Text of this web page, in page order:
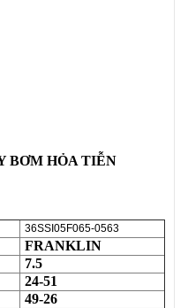
BƠM HỎA TIỄN
36SSI05F065-0563
FRANKLIN
7.5
24-51
49-26